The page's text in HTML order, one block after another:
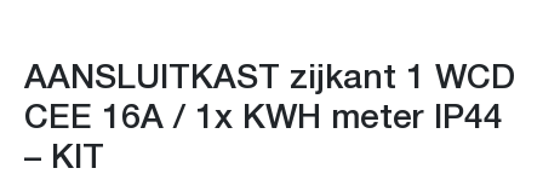
AANSLUITKAST zijkant 1 WCD
CEE 16A / 1x KWH meter IP44
– KIT